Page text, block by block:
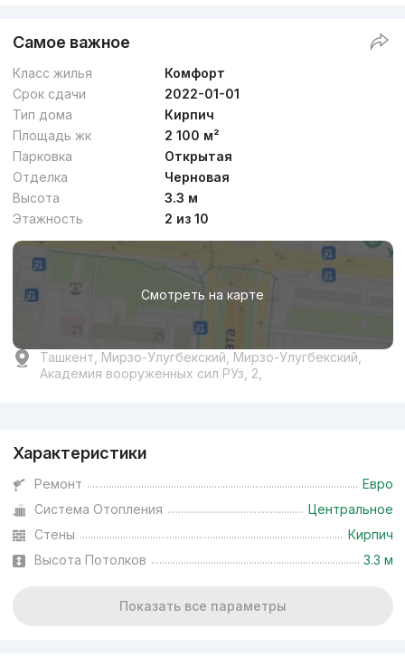
Самое важное
Класс жилья
Комфорт
Срок сдачи
2022-01-01
Тип дома
Кирпич
Площадь жк
2 100 м²
Парковка
Открытая
Отделка
Черновая
Высота
3.3 м
Этажность
2 из 10
Смотреть на карте
Ташкент, Мирзо-Улугбекский, Мирзо-Улугбекский,
Академия вооруженных сил РУз, 2,
Характеристики
Ремонт
Евро
Система Отопления
Центральное
Стены
Кирпич
Высота Потолков
3.3 м
Показать все параметры